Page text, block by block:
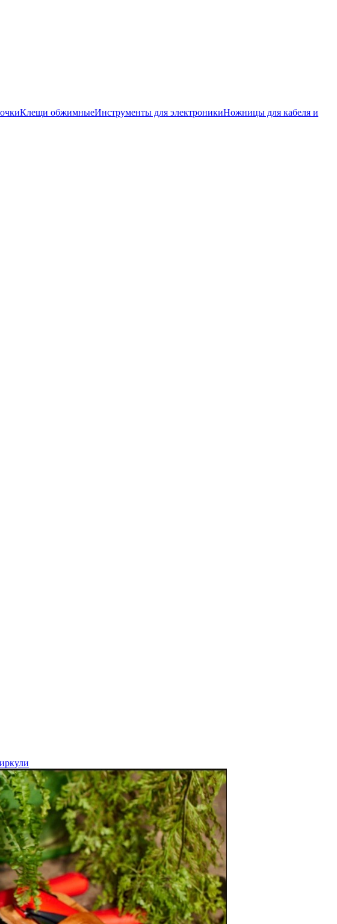
Клещи обжимныеИнструменты для электроникиНожницы для кабеля и